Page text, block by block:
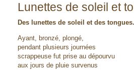
Lunettes de soleil et
Des lunettes de soleil et des
Ayant, bronzé, plongé,
pendant plusieurs journées
scrappeuse fut prise au dépourvu
aux jours de pluie survenus